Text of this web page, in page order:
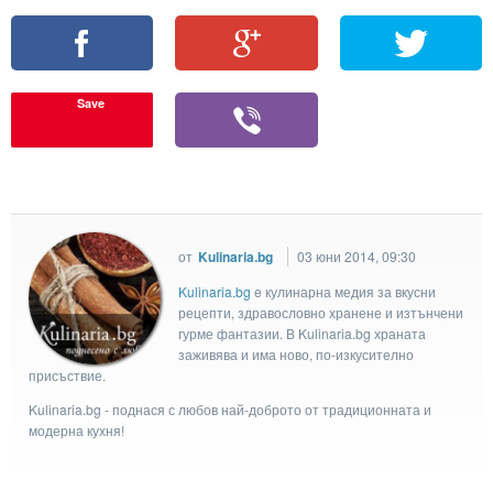
Save
от Kulinaria.bg
03 юни 2014, 09:30
Kulinaria.bg e кулинарна медия за вкусни
рецепти, здравословно хранене и изтънчени
гурме фантазии. В Kulinaria.bg храната
заживява и има ново, по-изкусително
присъствие.
Kulinaria.bg - поднася с любов най-доброто от традиционната и
модерна кухня!